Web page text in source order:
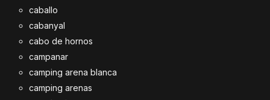
caballo
cabanyal
cabo de hornos
campanar
camping arena blanca
camping arenas